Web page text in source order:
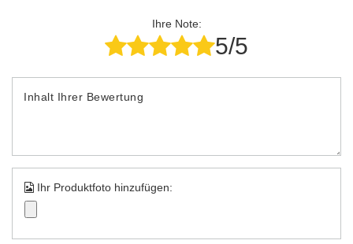
Ihre Note:
5/5
Inhalt Ihrer Bewertung
Ihr Produktfoto hinzufügen: